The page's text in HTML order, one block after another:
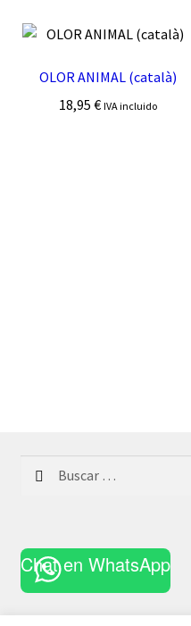
OLOR ANIMAL (català)
18,95€ IVA incluido
Chat en WhatsApp